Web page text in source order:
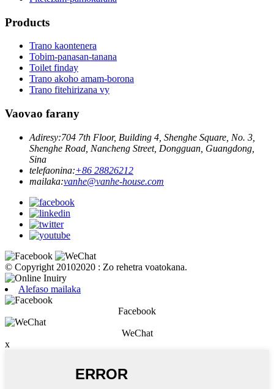
Products
Trano kaontenera
Tobim-panasan-tanana
Toilet finday
Trano akoho amam-borona
Trano fitehirizana vy
Vaovao farany
Adiresy:704 7th Floor, Building 4, Shenghe Square, No. 3,
Shenghe Road, Nancheng Street, Dongguan, Guangdong,
Sina
telefaonina:+86 28826212
mailaka:vanhe@vanhe-house.com
© Copyright 20102020 : Zo rehetra voatokana.
Alefaso mailaka
Facebook
WeChat
x